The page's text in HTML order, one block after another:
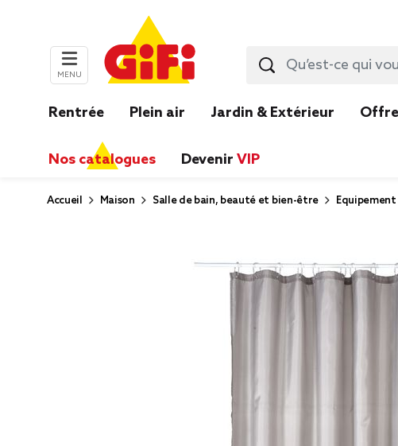
MENU
Rentrée Plein air Jardin & Extérieur
Nos catalogues Devenir VIP
Accueil Maison Salle de bain, beauté et bien-être